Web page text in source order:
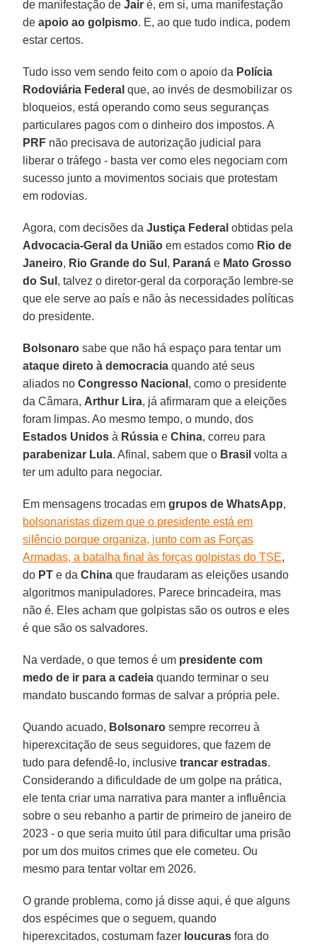
de manifestação deJair é, em si, uma manifestação
deapoio ao golpismo. E, ao que tudo indica, podem
estar certos.
Tudo isso vem sendo feito com o apoio da Polícia
Rodoviária Federal que, ao invés de desmobilizar os
bloqueios, está operando como seus seguranças
particulares pagos com o dinheiro dos impostos. A
PRF não precisava de autorização judicial para
liberar o tráfego - basta ver como eles negociam com
sucesso junto a movimentos sociais que protestam
em rodovias.
Agora, com decisões daJustiça Federal obtidas pela
Advocacia-Geral da União em estados como Rio de
Janeiro, Rio Grande do Sul , Paraná e Mato Grosso
do Sul , talvez o diretor-geral da corporação lembre-se
que ele serve ao país e não às necessidades políticas
do presidente.
Bolsonaro sabe que não há espaço para tentar um
ataque direto à democracia quando até seus
aliados noCongresso Nacional , como o presidente
da Câmara, Arthur Lira, já afirmaram que a eleições
foram limpas. Ao mesmo tempo, o mundo, dos
Estados Unidos à Rússia eChina, correu para
parabenizar Lula. Afinal, sabem que o Brasil volta a
ter um adulto para negociar.
Em mensagens trocadas emgrupos de WhatsApp,
bolsonaristas dizem que o presidente está em
silêncio porque organiza, junto com as Forças
Armadas, a batalha final às forças golpistas do TSE,
do PT e daChina que fraudaram as eleições usando
algoritmos manipuladores. Parece brincadeira, mas
não é. Eles acham que golpistas são os outros e eles
é que são os salvadores.
Na verdade, o que temos é um presidente com
medo de ir para a cadeia quando terminar o seu
mandato buscando formas de salvar a própria pele.
Quando acuado, Bolsonaro sempre recorreu à
hiperexcitação de seus seguidores, que fazem de
tudo para defendê-lo, inclusivetrancar estradas.
Considerando a dificuldade de um golpe na prática,
ele tenta criar uma narrativa para manter a influência
sobre o seu rebanho a partir de primeiro de janeiro de
2023 - o que seria muito útil para dificultar uma prisão
por um dos muitos crimes que ele cometeu. Ou
mesmo para tentar voltar em 2026.
O grande problema, como já disse aqui, é que alguns
dos espécimes que o seguem, quando
hiperexcitados, costumam fazer loucuras fora do